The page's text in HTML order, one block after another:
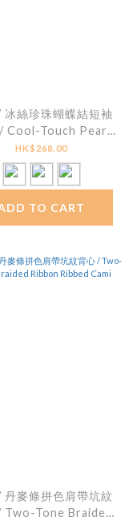
冰絲珍珠蝴蝶結短袖
Cool-Touch Pearl
Short Sleeve
Cardigan
HK$268.00
TO CART
丹麥條拼色肩帶坑紋
Two-Tone Braided